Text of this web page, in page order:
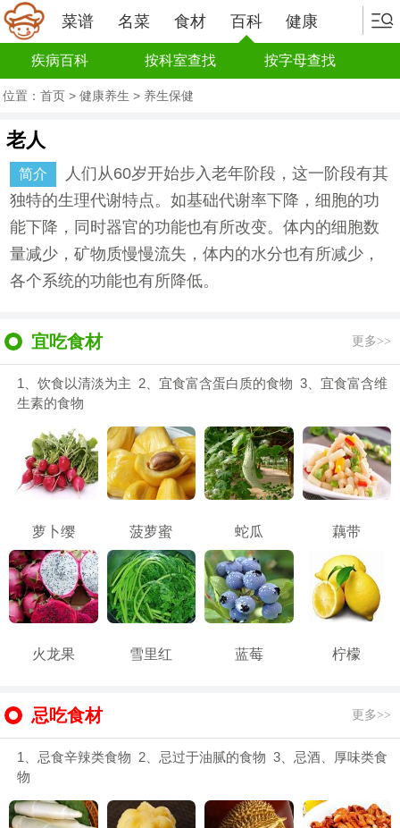
菜谱 名菜 食材 百科 健康
疾病百科 按科室查找 按字母查找
位置： 首页 > 健康养生 > 养生保健
老人
简介
人们从60岁开始步入老年阶段，这一阶段有其
独特的生理代谢特点。如基础代谢率下降，细胞的功
能下降，同时器官的功能也有所改变。体内的细胞数
量减少，矿物质慢慢流失，体内的水分也有所减少，
各个系统的功能也有所降低。
宜吃食材 更多>>
1、饮食以清淡为主 2、宜食富含蛋白质的食物 3、宜食富含维
生素的食物
萝卜缨 菠萝蜜 蛇瓜 藕带
火龙果 雪里红 蓝莓 柠檬
忌吃食材 更多>>
1、忌食辛辣类食物 2、忌过于油腻的食物 3、忌酒、厚味类食
物